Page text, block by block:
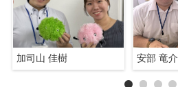
加司山 佳樹 安部 竜介